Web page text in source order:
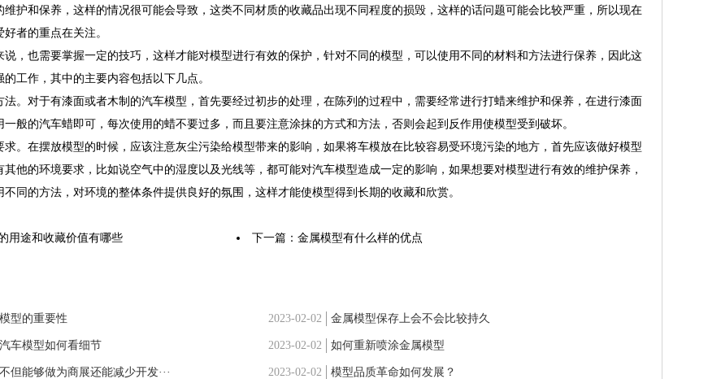
维护和保养，这样的情况很可能会导致，这类不同材质的收藏品出现不同程度的损毁，这样的话问题可能会比较严重，所以现在
者的重点在关注。
说，也需要掌握一定的技巧，这样才能对模型进行有效的保护，针对不同的模型，可以使用不同的材料和方法进行保养，因此这
工作，其中的主要内容包括以下几点。
法。对于有漆面或者木制的汽车模型，首先要经过初步的处理，在陈列的过程中，需要经常进行打蜡来维护和保养，在进行漆面
般的汽车蜡即可，每次使用的蜡不要过多，而且要注意涂抹的方式和方法，否则会起到反作用使模型受到破坏。
求。在摆放模型的时候，应该注意灰尘污染给模型带来的影响，如果将车模放在比较容易受环境污染的地方，首先应该做好模型
其他的环境要求，比如说空气中的湿度以及光线等，都可能对汽车模型造成一定的影响，如果想要对模型进行有效的维护保养，
同的方法，对环境的整体条件提供良好的氛围，这样才能使模型得到长期的收藏和欣赏。
用途和收藏价值有哪些 下一篇： 金属模型有什么样的优点
型的重要性 2023-02-02 金属模型保存上会不会比较持久
车模型如何看细节 2023-02-02 如何重新喷涂金属模型
但能够做为商展还能减少开发··· 2023-02-02 模型品质革命如何发展？